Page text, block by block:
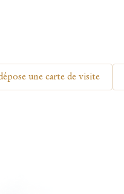
une carte de visite